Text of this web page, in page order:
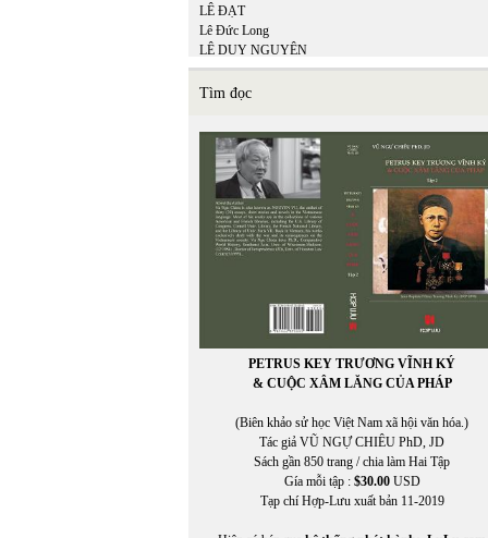
LÊ ĐẠT
Lê Đức Long
LÊ DUY NGUYÊN
LÊ GIANG TRẦN
lê hữu
Lê Minh Hiền
LÊ MINH HIỂN
LÊ MINH NHỰT
LÊ MINH PHONG
Lê Ngân Hằng
Lê Nguyệt Minh
Lê Nho Quế Sơn
Lê Phong Quan
Lê Thị Dương
LÊ THỊ HUỆ
Lê Thị Thanh Thảo
Lê Thị Thanh Thảo chuyển ngữ
LÊ THỜI TÂN
LÊ VĂN HIẾU
Tìm đọc
PETRUS KEY TRƯƠNG VĨNH KÝ
& CUỘC XÂM LĂNG CỦA PHÁP
(Biên khảo sử học Việt Nam xã hội văn hóa.)
Tác giả VŨ NGỰ CHIÊU PhD, JD
Sách gần 850 trang / chia làm Hai Tập
Gía mỗi tập : $30.00USD
Tạp chí Hợp-Lưu xuất bản 11-2019